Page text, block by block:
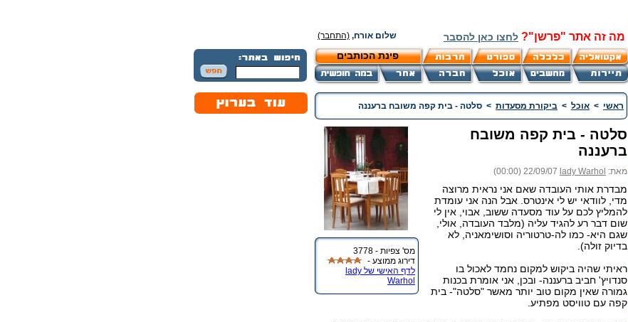
מה זה אתר "פרשן"? לחצו כאן להסבר שלום אורח, (התחבר)
פינת הכותבים
ראשי > אוכל > ביקורת מסעדות > סלטה - בית קפה משובח ברעננה
מס' צפיות - 3778
דירוג ממוצע -
לדף האישי של lady
Warhol
סלטה - בית קפה משובח
ברעננה
מאת: lady Warhol
22/09/07 (00:00)
מבדרת אותי העובדה שאם אני נראית מרוצה
מדי, לוודאי יש לי אינטרס. אבל הנה אני עומדת
להמליץ לכם על עוד מסעדה ששוב, אבוי, אין לי
שום דבר רע להגיד עליה (מלבד העובדה, אולי,
שגם היא- כמו לה-טרטוריה וסושימאניה, לא
בדיוק זולה).
ראיתי שהיה ביקוש למקום נחמד לאכול בו
סנדויץ' חביב ברעננה- ובכן, אני אומרת בכנות
גמורה שאין מקום טוב יותר מאשר "סלטה"- בית
קפה עם טוויסט מפתיע.